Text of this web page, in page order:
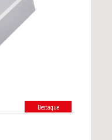
Destaque